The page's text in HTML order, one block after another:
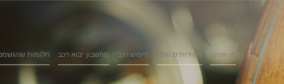
מי אנחנו השירותים שלנו חיפוש רכב מחשבון יבוא רכב חלומות